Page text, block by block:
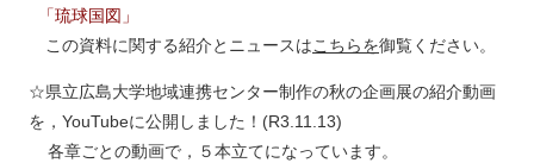
「琉球国図」
この資料に関する紹介とニュースはこちらを御覧ください。
☆県立広島大学地域連携センター制作の秋の企画展の紹介動画
を，YouTubeに公開しました！(R3.11.13)
各章ごとの動画で，５本立てになっています。